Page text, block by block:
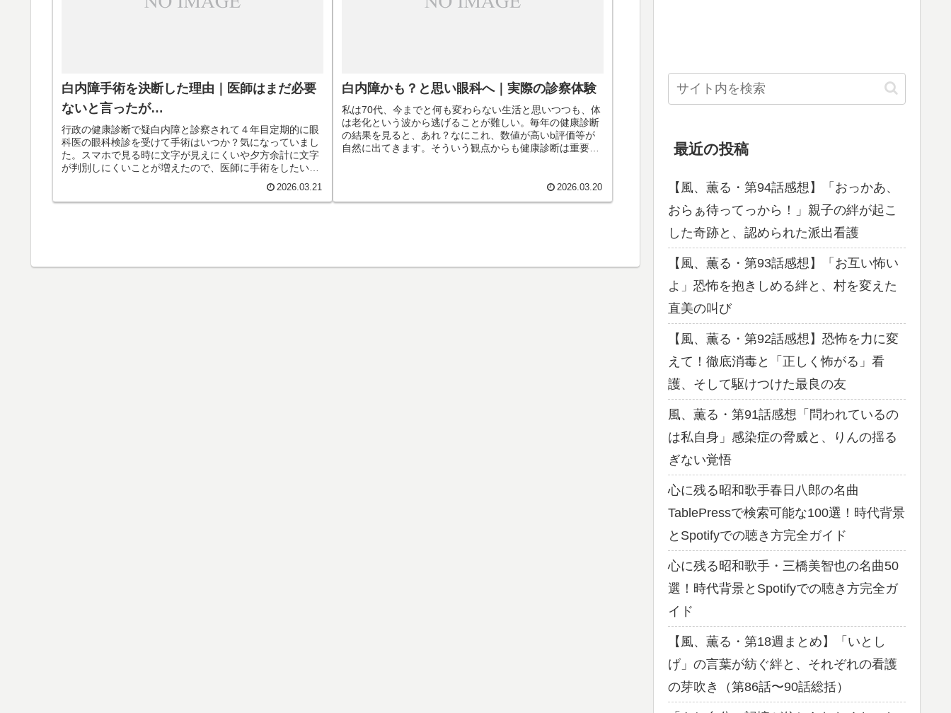
白内障手術を決断した理由｜医師はまだ必要
ないと言ったが…
行政の健康診断で疑白内障と診察されて４年目定期的に眼
科医の眼科検診を受けて手術はいつか？気になっていまし
た。スマホで見る時に文字が見えにくいや夕方余計に文字
が判別しにくいことが増えたので、医師に手術をしたいと
2026.03.21
白内障かも？と思い眼科へ｜実際の診察体験
私は70代、今までと何も変わらない生活と思いつつも、体
は老化という波から逃げることが難しい。毎年の健康診断
の結果を見ると、あれ？なにこれ、数値が高いb評価等が
自然に出てきます。そういう観点からも健康診断は重要。
2026.03.20
最近の投稿
【風、薫る・第94話感想】「おっかあ、
おらぁ待ってっから！」親子の絆が起こ
した奇跡と、認められた派出看護
【風、薫る・第93話感想】「お互い怖い
よ」恐怖を抱きしめる絆と、村を変えた
直美の叫び
【風、薫る・第92話感想】恐怖を力に変
えて！徹底消毒と「正しく怖がる」看
護、そして駆けつけた最良の友
風、薫る・第91話感想「問われているの
は私自身」感染症の脅威と、りんの揺る
ぎない覚悟
心に残る昭和歌手春日八郎の名曲
TablePressで検索可能な100選！時代背景
とSpotifyでの聴き方完全ガイド
心に残る昭和歌手・三橋美智也の名曲50
選！時代背景とSpotifyでの聴き方完全ガ
イド
【風、薫る・第18週まとめ】「いとし
げ」の言葉が紡ぐ絆と、それぞれの看護
の芽吹き（第86話〜90話総括）